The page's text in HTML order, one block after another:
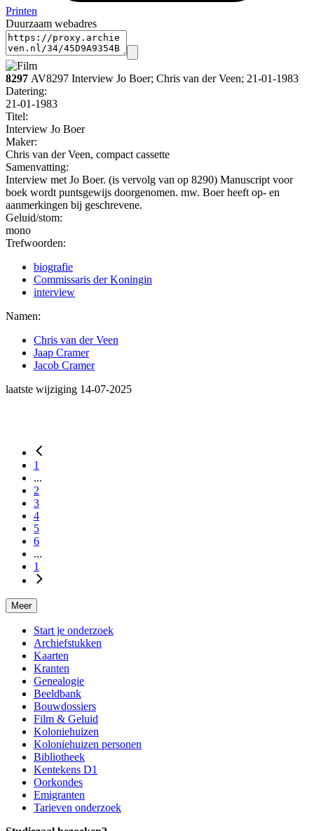
Printen
Duurzaam webadres
8297 AV8297 Interview Jo Boer; Chris van der Veen; 21-01-1983
Datering:
21-01-1983
Titel:
Interview Jo Boer
Maker:
Chris van der Veen, compact cassette
Samenvatting:
Interview met Jo Boer. (is vervolg van op 8290) Manuscript voor
boek wordt puntsgewijs doorgenomen. mw. Boer heeft op- en
aanmerkingen bij geschrevene.
Geluid/stom:
mono
Trefwoorden:
biografie
Commissaris der Koningin
interview
Namen:
Chris van der Veen
Jaap Cramer
Jacob Cramer
laatste wijziging 14-07-2025
1
...
2
3
4
5
6
...
1
Meer
Start je onderzoek
Archiefstukken
Kaarten
Kranten
Genealogie
Beeldbank
Bouwdossiers
Film & Geluid
Koloniehuizen
Koloniehuizen personen
Bibliotheek
Kentekens D1
Oorkondes
Emigranten
Tarieven onderzoek